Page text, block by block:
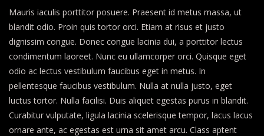
Mauris iaculis porttitor posuere. Praesent id metus massa, ut
blandit odio. Proin quis tortor orci. Etiam at risus et justo
dignissim congue. Donec congue lacinia dui, a porttitor lectus
condimentum laoreet. Nunc eu ullamcorper orci. Quisque eget
odio ac lectus vestibulum faucibus eget in metus. In
pellentesque faucibus vestibulum. Nulla at nulla justo, eget
luctus tortor. Nulla facilisi. Duis aliquet egestas purus in blandit.
Curabitur vulputate, ligula lacinia scelerisque tempor, lacus lacus
ornare ante, ac egestas est urna sit amet arcu. Class aptent